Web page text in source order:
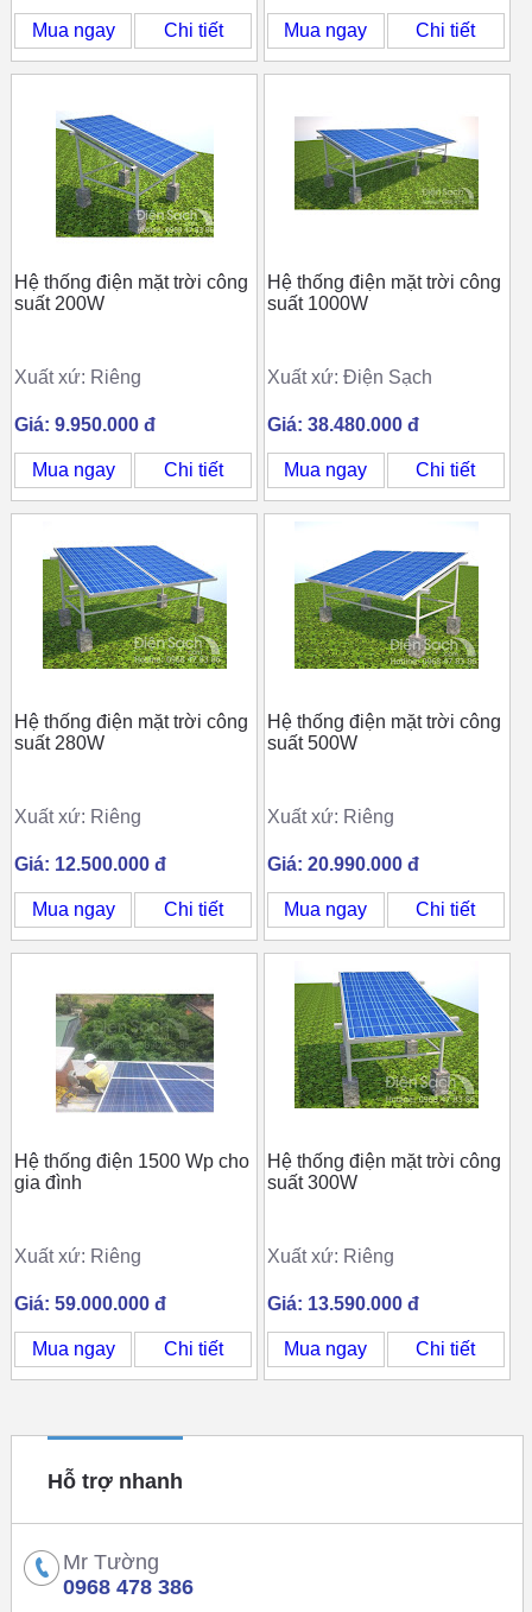
Mua ngay Chi tiết Mua ngay Chi tiết
Hệ thống điện mặt trời công
suất 200W
Xuất xứ: Riêng
Giá: 9.950.000 đ
Mua ngay Chi tiết
Hệ thống điện mặt trời công
suất 1000W
Xuất xứ: Điện Sạch
Giá: 38.480.000 đ
Mua ngay Chi tiết
Hệ thống điện mặt trời công
suất 280W
Xuất xứ: Riêng
Giá: 12.500.000 đ
Mua ngay Chi tiết
Hệ thống điện mặt trời công
suất 500W
Xuất xứ: Riêng
Giá: 20.990.000 đ
Mua ngay Chi tiết
Hệ thống điện 1500 Wp cho
gia đình
Xuất xứ: Riêng
Giá: 59.000.000 đ
Mua ngay Chi tiết
Hệ thống điện mặt trời công
suất 300W
Xuất xứ: Riêng
Giá: 13.590.000 đ
Mua ngay Chi tiết
Hỗ trợ nhanh
Mr Tường
0968 478 386